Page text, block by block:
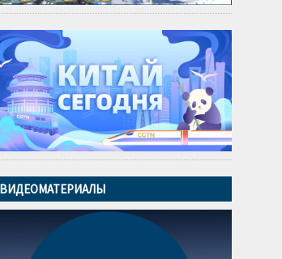
ВИДЕОМАТЕРИАЛЫ